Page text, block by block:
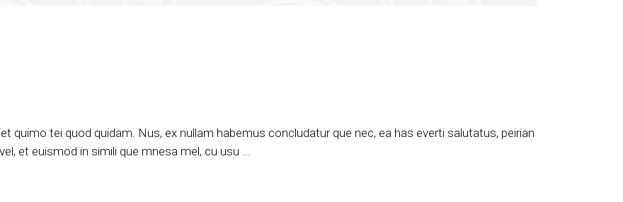
quimo tei quod quidam. Nus, ex nullam habemus concludatur que nec, ea has everti salutatus, peirian
et euismod in simili que mnesa mel, cu usu